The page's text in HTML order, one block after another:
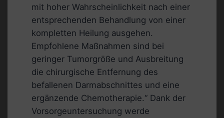
mit hoher Wahrscheinlichkeit nach einer
entsprechenden Behandlung von einer
kompletten Heilung ausgehen.
Empfohlene Maßnahmen sind bei
geringer Tumorgröße und Ausbreitung
die chirurgische Entfernung des
befallenen Darmabschnittes und eine
ergänzende Chemotherapie.“ Dank der
Vorsorgeuntersuchung werde